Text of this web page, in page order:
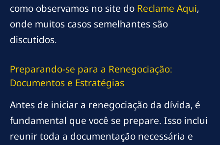
como observamos no site do Reclame Aqui,
onde muitos casos semelhantes são
discutidos.
Preparando-se para a Renegociação:
Documentos e Estratégias
Antes de iniciar a renegociação da dívida, é
fundamental que você se prepare. Isso inclui
reunir toda a documentação necessária e